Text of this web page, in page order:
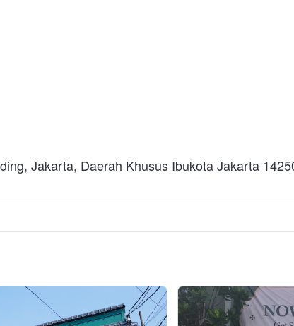
Jakarta, Daerah Khusus Ibukota Jakarta